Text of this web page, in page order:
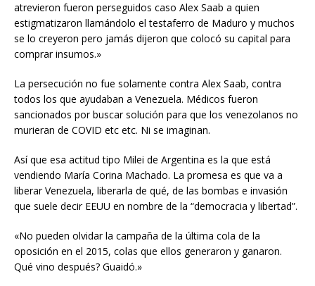
atrevieron fueron perseguidos caso Alex Saab a quien
estigmatizaron llamándolo el testaferro de Maduro y muchos
se lo creyeron pero jamás dijeron que colocó su capital para
comprar insumos.»
La persecución no fue solamente contra Alex Saab, contra
todos los que ayudaban a Venezuela. Médicos fueron
sancionados por buscar solución para que los venezolanos no
murieran de COVID etc etc. Ni se imaginan.
Así que esa actitud tipo Milei de Argentina es la que está
vendiendo María Corina Machado. La promesa es que va a
liberar Venezuela, liberarla de qué, de las bombas e invasión
que suele decir EEUU en nombre de la “democracia y libertad”.
«No pueden olvidar la campaña de la última cola de la
oposición en el 2015, colas que ellos generaron y ganaron.
Qué vino después? Guaidó.»